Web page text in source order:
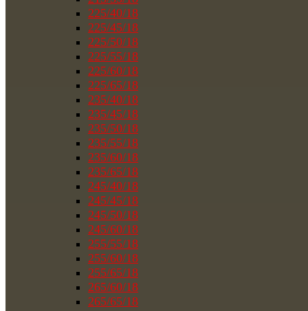
225/40/18
225/45/18
225/50/18
225/55/18
225/60/18
225/65/18
235/40/18
235/45/18
235/50/18
235/55/18
235/60/18
235/65/18
245/40/18
245/45/18
245/50/18
245/60/18
255/55/18
255/60/18
255/65/18
265/60/18
265/65/18